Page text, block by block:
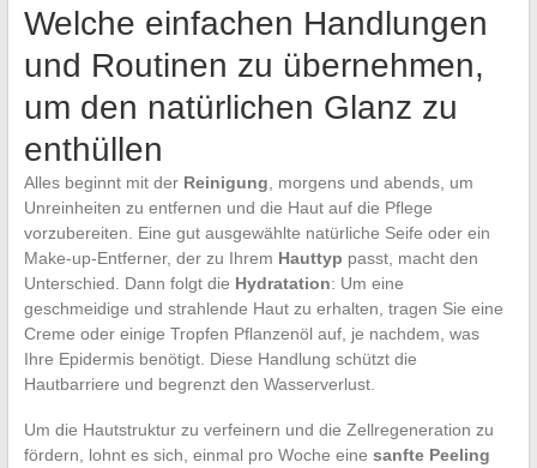
Welche einfachen Handlungen
und Routinen zu übernehmen,
um den natürlichen Glanz zu
enthüllen
Alles beginnt mit der Reinigung , morgens und abends, um
Unreinheiten zu entfernen und die Haut auf die Pflege
vorzubereiten. Eine gut ausgewählte natürliche Seife oder ein
Make-up-Entferner, der zu Ihrem Hauttyp passt, macht den
Unterschied. Dann folgt die Hydratation: Um eine
geschmeidige und strahlende Haut zu erhalten, tragen Sie eine
Creme oder einige Tropfen Pflanzenöl auf, je nachdem, was
Ihre Epidermis benötigt. Diese Handlung schützt die
Hautbarriere und begrenzt den Wasserverlust.
Um die Hautstruktur zu verfeinern und die Zellregeneration zu
fördern, lohnt es sich, einmal pro Woche eine sanfte Peeling